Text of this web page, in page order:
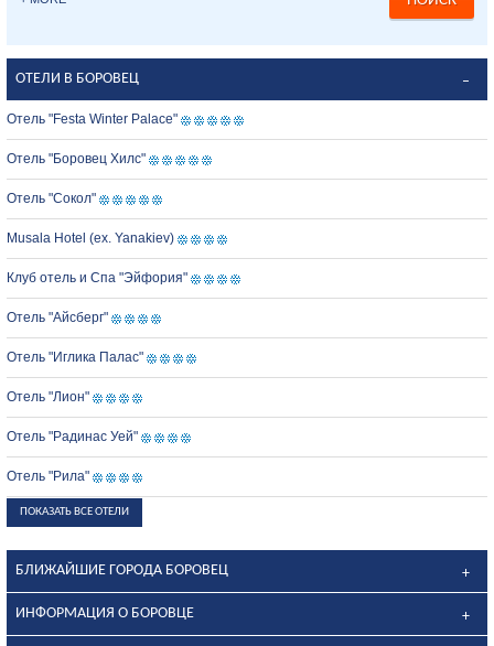
ОТЕЛИ В БОРОВЕЦ
Отель "Festa Winter Palace"
Отель "Боровец Хилс"
Отель "Сокол"
Musala Hotel (ex. Yanakiev)
Клуб отель и Спа "Эйфория"
Отель "Айсберг"
Отель "Иглика Палас"
Отель "Лион"
Отель "Радинас Уей"
Отель "Рила"
ПОКАЗАТЬ ВСЕ ОТЕЛИ
БЛИЖАЙШИЕ ГОРОДА БОРОВЕЦ
ИНФОРМАЦИЯ О БОРОВЦЕ